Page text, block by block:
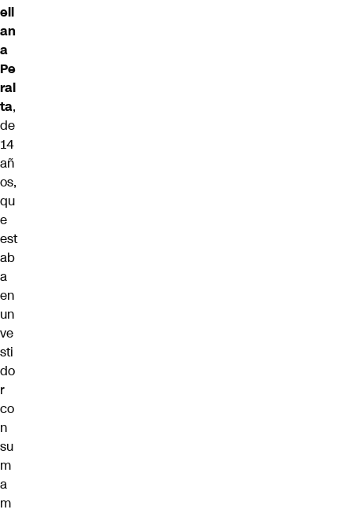
ell
an
a
Pe
ral
ta,
de
14
añ
os,
qu
e
est
ab
a
en
un
ve
sti
do
r
co
n
su
m
a
m